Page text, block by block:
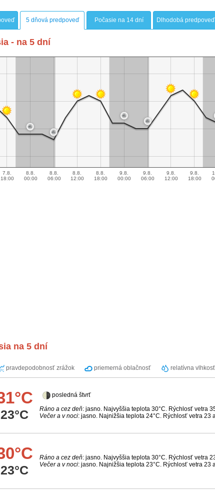
5 dňová predpoveď Počasie na 14 dní Dlhodobá predpoveď
- na 5 dní
7.8.
18:00
8.8.
00:00
8.8.
06:00
8.8.
12:00
8.8.
18:00
9.8.
00:00
9.8.
06:00
9.8.
12:00
9.8.
18:00
na 5 dní
pravdepodobnosť zrážok priemerná oblačnosť relatívna vlhkosť
23°C
posledná štvrť
Ráno a cez deň: jasno. Najvyššia teplota 30°C. Rýchlosť vetra
Večer a v noci: jasno. Najnižšia teplota 24°C. Rýchlosť vetra 23
23°C
Ráno a cez deň: jasno. Najvyššia teplota 30°C. Rýchlosť vetra
Večer a v noci: jasno. Najnižšia teplota 23°C. Rýchlosť vetra 23